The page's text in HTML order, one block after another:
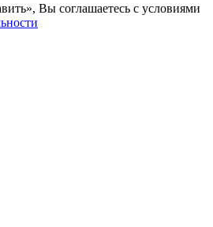
Вы соглашаетесь с условиями